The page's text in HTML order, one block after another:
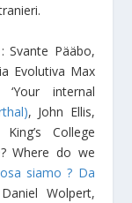
Svante Pääbo,
Evolutiva Max
internal
, John Ellis,
College
Where do we
siamo ? Da
Wolpert,